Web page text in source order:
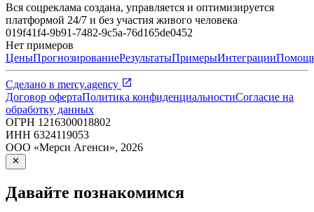
Вся соцреклама создана, управляется и оптимизируется
платформой 24/7 и без участия живого человека
019f41f4-9b91-7482-9c5a-76d165de0452
Нет примеров
ЦеныПрогнозированиеРезультатыПримерыИнтеграции
Сделано в mercy.agency
Договор офертаПолитика конфиденциальностиСогласие на
обработку данных
ОГРН 1216300018802
ИНН 6324119053
ООО «Мерси Агенси», 2026
Давайте познакомимся